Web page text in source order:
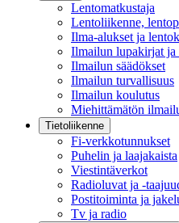
Lentomatkustaja
Lentoliikenne,
Ilma-alukset ja
Ilmailun lupakirjat
Ilmailun säädökset
Ilmailun turvallisuus
Ilmailun koulutus
Miehittämätön
Tietoliikenne
Fi-verkkotunnukset
Puhelin ja laajakaista
Viestintäverkot
Radioluvat ja -
Postitoiminta ja
Tv ja radio